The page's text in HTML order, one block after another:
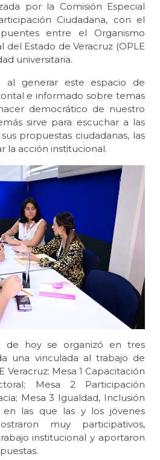
por la Comisión Especial
Ciudadana, con el
entre el Organismo
del Estado de Veracruz (OPLE
universitaria.
al generar este espacio de
e informado sobre temas
democrático de nuestro
sirve para escuchar a las
propuestas ciudadanas, las
la acción institucional.
de hoy se organizó en tres
una vinculada al trabajo de
Veracruz: Mesa 1 Capacitación
Mesa 2 Participación
Mesa 3 Igualdad, Inclusión
en las que las y los jóvenes
muy participativos,
institucional y aportaron